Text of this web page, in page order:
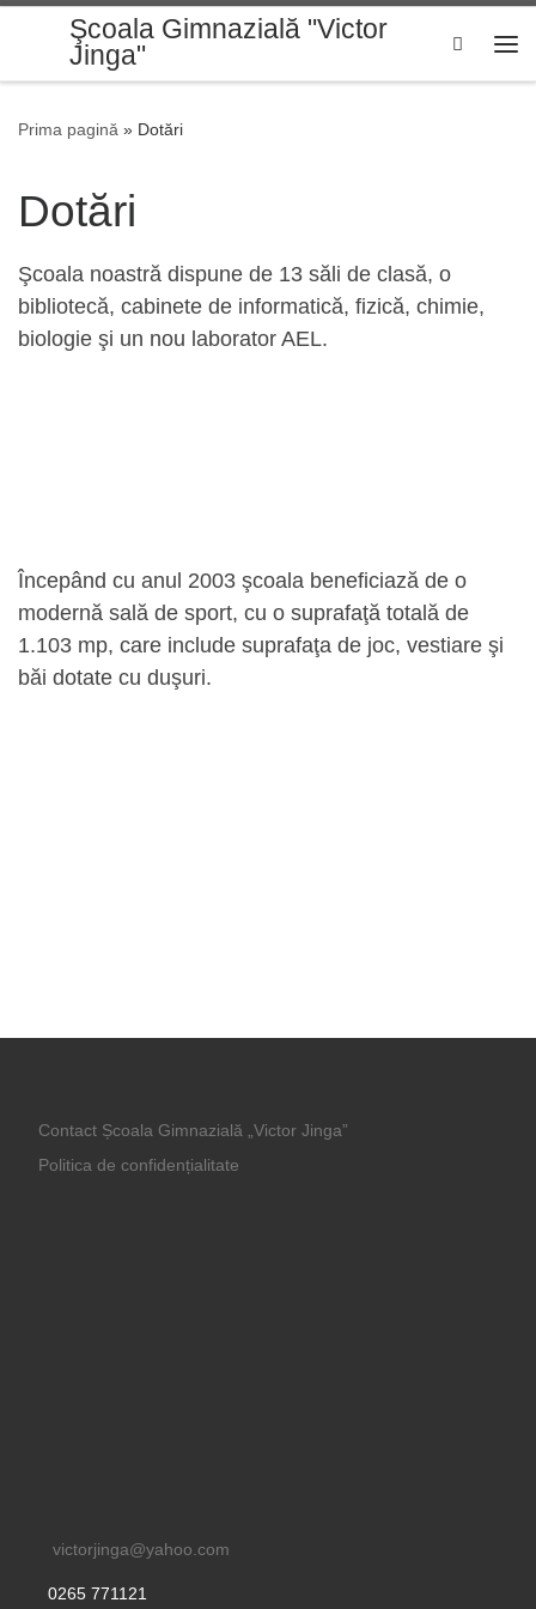
Sari la conținut
Şcoala Gimnazială "Victor
Jinga"
Prima pagină » Dotări
Dotări
Şcoala noastră dispune de 13 săli de clasă, o
bibliotecă, cabinete de informatică, fizică, chimie,
biologie şi un nou laborator AEL.
Începând cu anul 2003 şcoala beneficiază de o
modernă sală de sport, cu o suprafaţă totală de
1.103 mp, care include suprafaţa de joc, vestiare şi
băi dotate cu duşuri.
Contact Școala Gimnazială „Victor Jinga”
Politica de confidențialitate
victorjinga@yahoo.com
0265 771121